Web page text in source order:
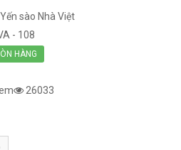
Yến sào Nhà Việt
- 108
HÀNG
26033